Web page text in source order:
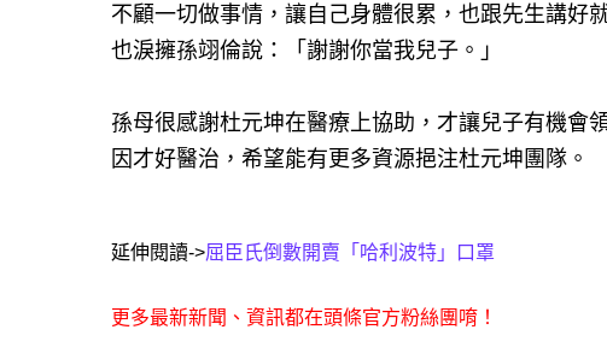
不顧一切做事情，讓自己身體很累，也跟先生講好
也淚擁孫翊倫說：「謝謝你當我兒子。」
孫母很感謝杜元坤在醫療上協助，才讓兒子有機會
因才好醫治，希望能有更多資源挹注杜元坤團隊。
延伸閱讀->屈臣氏倒數開賣「哈利波特」口罩
更多最新新聞、資訊都在頭條官方粉絲團唷！